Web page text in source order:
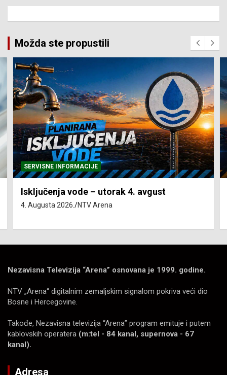
Možda ste propustili
SERVISNE INFORMACIJE
Isključenja vode – utorak 4. avgust
4. Augusta 2026. NTV Arena
Nezavisna Televizija “Arena” osnovana je 1999. godine.
NTV „Arena“ digitalnim zemaljskim signalom pokriva veći dio
Bosne i Hercegovine.
Takođe, Nezavisna televizija “Arena” program emituje i putem
kablovskih operatera (m:tel - 84 kanal, supernova - 67
kanal).
Adresa